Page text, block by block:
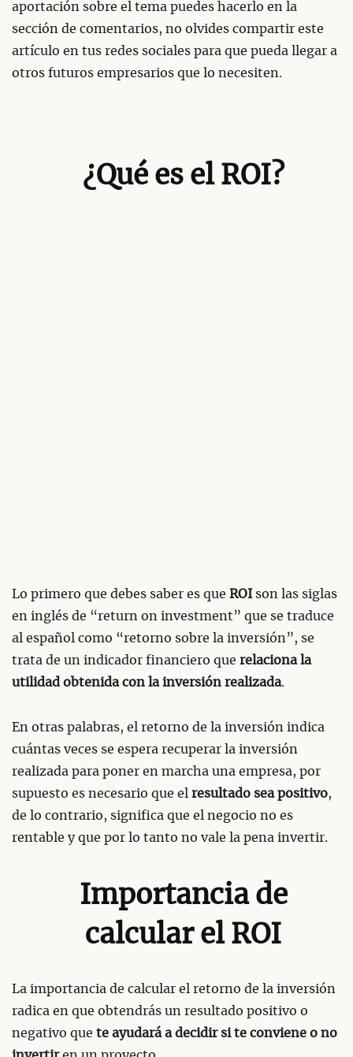
aportación sobre el tema puedes hacerlo en la
sección de comentarios, no olvides compartir este
artículo en tus redes sociales para que pueda llegar a
otros futuros empresarios que lo necesiten.
¿Qué es el ROI?
Lo primero que debes saber es que ROIson las siglas
en inglés de “return on investment” que se traduce
al español como “retorno sobre la inversión”, se
trata de un indicador financiero que relaciona la
utilidad obtenida con la inversión realizada.
En otras palabras, el retorno de la inversión indica
cuántas veces se espera recuperar la inversión
realizada para poner en marcha una empresa, por
supuesto es necesario que el resultado sea positivo,
de lo contrario, significa que el negocio no es
rentable y que por lo tanto no vale la pena invertir.
Importancia de
calcular el ROI
La importancia de calcular el retorno de la inversión
radica en que obtendrás un resultado positivo o
negativo que te ayudará a decidir si te conviene o no